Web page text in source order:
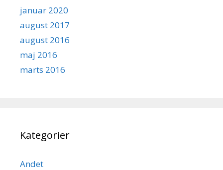
januar 2020
august 2017
august 2016
maj 2016
marts 2016
Kategorier
Andet